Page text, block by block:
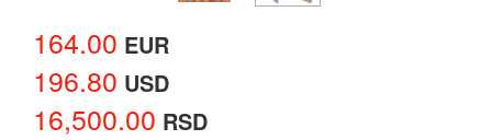
164.00 EUR
196.80 USD
16,500.00 RSD